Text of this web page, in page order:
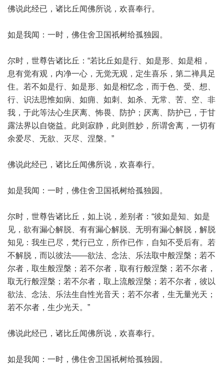
佛说此经已，诸比丘闻佛所说，欢喜奉行。
如是我闻：一时，佛住舍卫国祇树给孤独园。
尔时，世尊告诸比丘：“若比丘如是行、如是形、如是相，
息有觉有观，内净一心，无觉无观，定生喜乐，第二禅具足
住。若不如是行、如是形、如是相忆念，而于色、受、想、
行、识法思惟如病、如痈、如刺、如杀、无常、苦、空、非
我，于此等法心生厌离、怖畏、防护；厌离、防护已，于甘
露法界以自饶益。此则寂静，此则胜妙，所谓舍离，一切有
余爱尽、无欲、灭尽、涅槃。”
佛说此经已，诸比丘闻佛所说，欢喜奉行。
如是我闻：一时，佛住舍卫国祇树给孤独园。
尔时，世尊告诸比丘，如上说，差别者：“彼如是知、如是
见，欲有漏心解脱、有有漏心解脱、无明有漏心解脱，解脱
知见：我生已尽，梵行已立，所作已作，自知不受后有。若
不解脱，而以彼法——欲法、念法、乐法取中般涅槃；若不
尔者，取生般涅槃；若不尔者，取有行般涅槃；若不尔者，
取无行般涅槃；若不尔者，取上流般涅槃；若不尔者，彼以
欲法、念法、乐法生自性光音天；若不尔者，生无量光天；
若不尔者，生少光天。”
佛说此经已，诸比丘闻佛所说，欢喜奉行。
如是我闻：一时，佛住舍卫国祇树给孤独园。